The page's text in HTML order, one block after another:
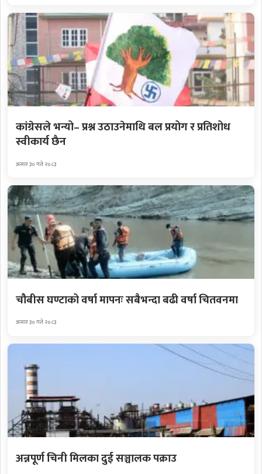
कांग्रेसले भन्यो– प्रश्न उठाउनेमाथि बल प्रयोग र प्रतिशोध
स्वीकार्य छैन
असार ३० गते २०८३
चौबीस घण्टाको वर्षा मापनः सबैभन्दा बढी वर्षा चितवनमा
असार ३० गते २०८३
अन्नपूर्ण चिनी मिलका दुई सञ्चालक पक्राउ